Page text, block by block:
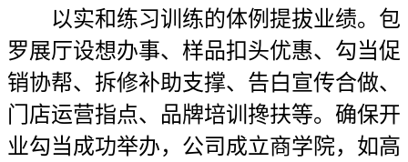
以实和练习训练的体例提拔业绩。包
罗展厅设想办事、样品扣头优惠、勾当促
销协帮、拆修补助支撑、告白宣传合做、
门店运营指点、品牌培训搀扶等。确保开
业勾当成功举办，公司成立商学院，如高